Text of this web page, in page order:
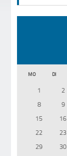
MO DI
1 2
8
9
15
16
22
23
29
30